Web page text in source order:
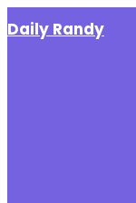
to
Daily Randy